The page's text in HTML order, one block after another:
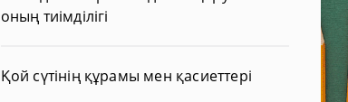
оның тиімділігі
Қой сүтінің құрамы мен қасиеттері